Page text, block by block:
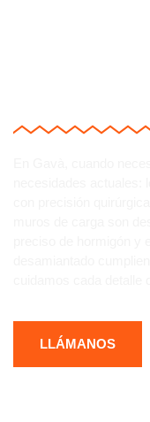
LLÁMANOS